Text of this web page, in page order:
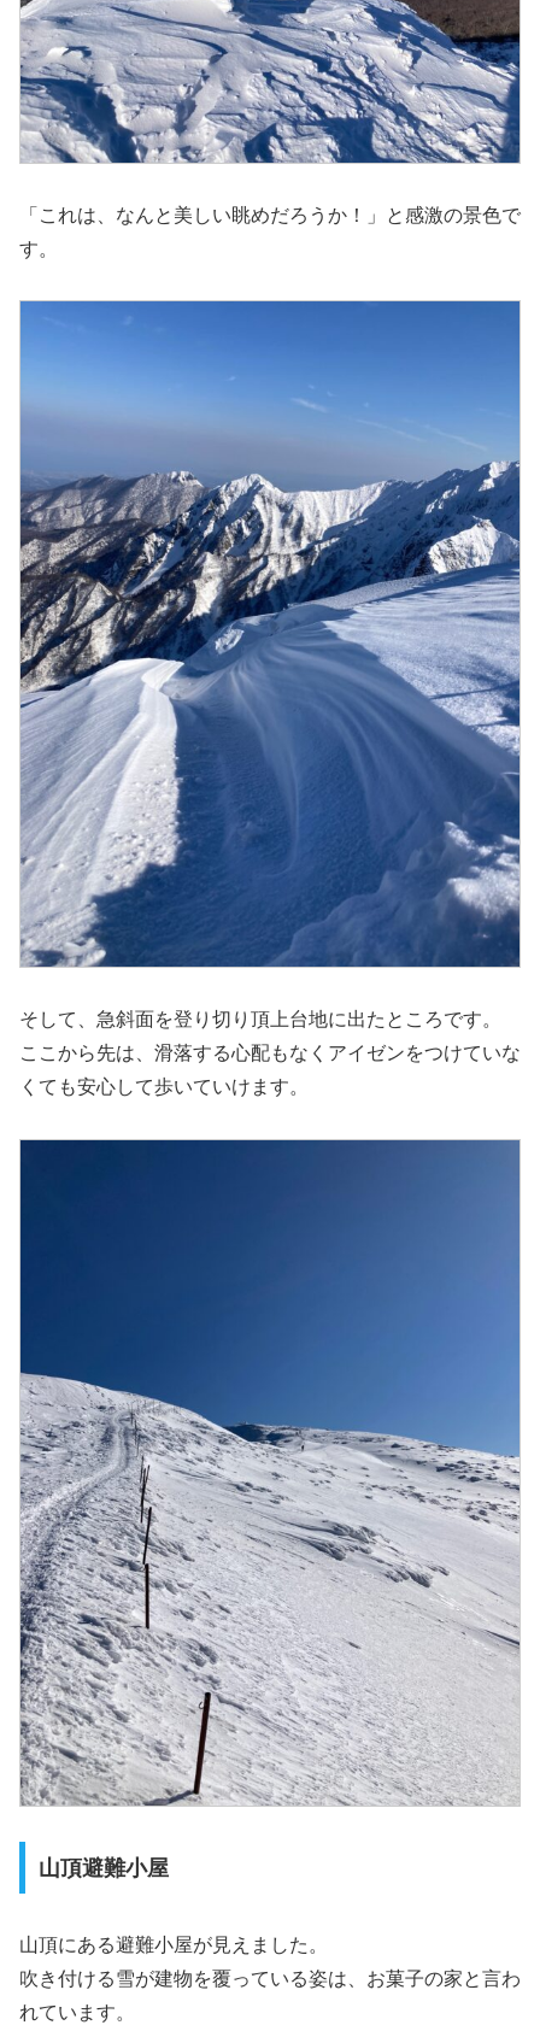
「これは、なんと美しい眺めだろうか！」と感激の景色で
す。
そして、急斜面を登り切り頂上台地に出たところです。
ここから先は、滑落する心配もなくアイゼンをつけていな
くても安心して歩いていけます。
山頂避難小屋
山頂にある避難小屋が見えました。
吹き付ける雪が建物を覆っている姿は、お菓子の家と言わ
れています。